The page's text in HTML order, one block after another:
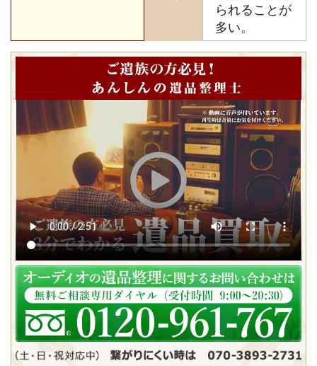
られることが
多い。